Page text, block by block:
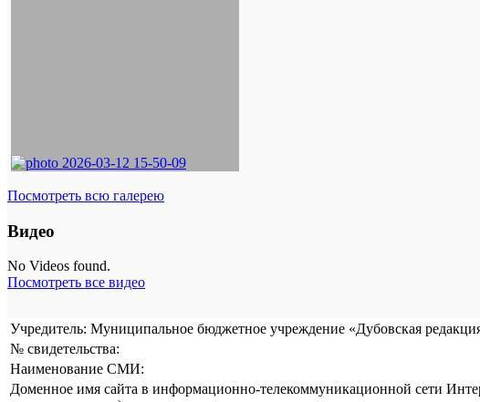
Посмотреть всю галерею
Видео
No Videos found.
Посмотреть все видео
Учредитель: Муниципальное бюджетное учреждение «Дубовская
№ свидетельства:
Наименование СМИ:
Доменное имя сайта в информационно-телекоммуникационной сети